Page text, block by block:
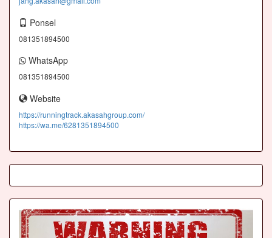
Ponsel
081351894500
WhatsApp
081351894500
Website
https://runningtrack.akasahgroup.com/
https://wa.me/6281351894500